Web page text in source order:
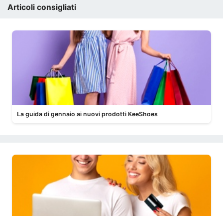
Articoli consigliati
La guida di gennaio ai nuovi prodotti KeeShoes